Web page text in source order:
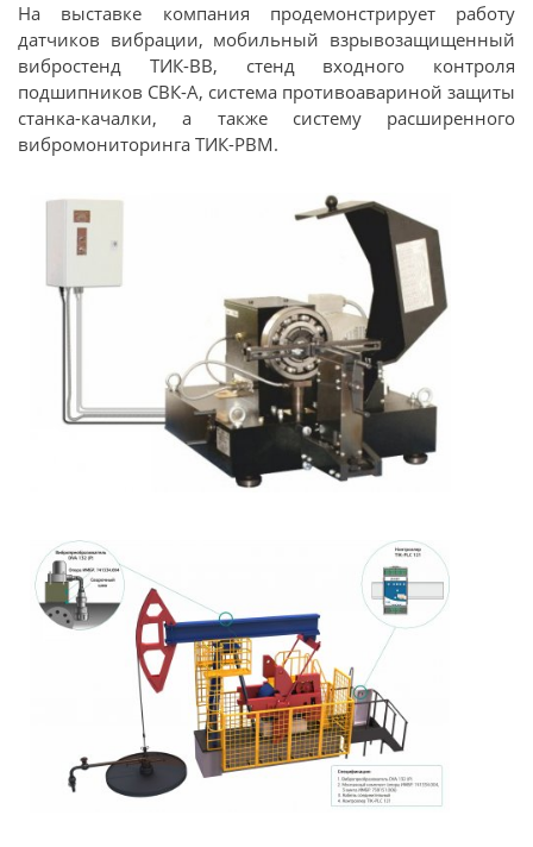
На выставке компания продемонстрирует работу
датчиков вибрации, мобильный взрывозащищенный
вибростенд ТИК-ВВ, стенд входного контроля
подшипников СВК-А, система противоавариной защиты
станка-качалки, а также систему расширенного
вибромониторинга ТИК-РВМ.